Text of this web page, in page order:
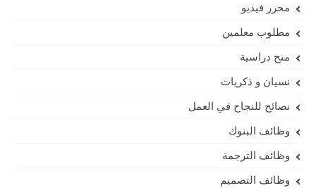
محرر فيديو
مطلوب معلمين
منح دراسية
نسيان و ذكريات
نصائح للنجاح في العمل
وظائف البنوك
وظائف الترجمة
وظائف التصميم